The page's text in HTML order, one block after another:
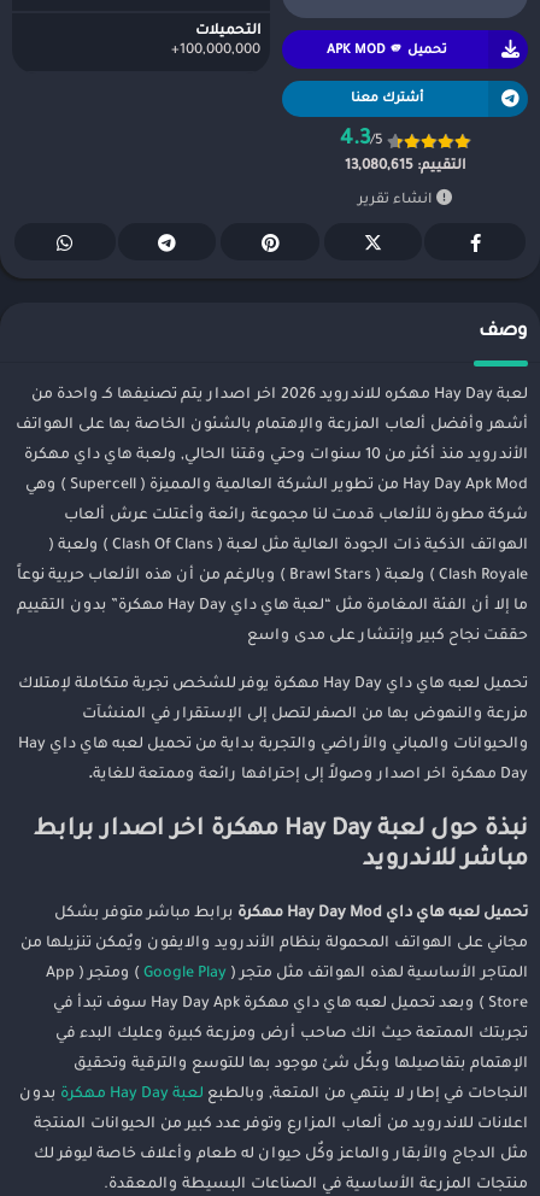
تحميل APK MOD 🫵
أشترك معنا
4.3/5
التقييم: 13,080,615
انشاء تقرير
التحميلات
100,000,000+
وصف
لعبة Hay Day مهكره للاندرويد 2026 اخر اصدار يتم تصنيفها كـ واحدة من
أشهر وأفضل ألعاب المزرعة والإهتمام بالشئون الخاصة بها على الهواتف
الأندرويد منذ أكثر من 10 سنوات وحتي وقتنا الحالي, ولعبة هاي داي مهكرة
Hay Day Apk Mod من تطوير الشركة العالمية والمميزة ( Supercell ) وهي
شركة مطورة للألعاب قدمت لنا مجموعة رائعة وأعتلت عرش ألعاب
الهواتف الذكية ذات الجودة العالية مثل لعبة ( Clash Of Clans ) ولعبة (
Clash Royale ) ولعبة ( Brawl Stars ) وبالرغم من أن هذه الألعاب حربية نوعاً
ما إلا أن الفئة المغامرة مثل “لعبة هاي داي Hay Day مهكرة” بدون التقييم
حققت نجاح كبير وإنتشار على مدى واسع
تحميل لعبه هاي داي Hay Day مهكرة يوفر للشخص تجربة متكاملة لإمتلاك
مزرعة والنهوض بها من الصفر لتصل إلى الإستقرار في المنشآت
والحيوانات والمباني والأراضي والتجربة بداية من تحميل لعبه هاي داي Hay
Day مهكرة اخر اصدار وصولاً إلى إحترافها رائعة وممتعة للغاية
.
نبذة حول لعبة Hay Day مهكرة اخر اصدار برابط
مباشر للاندرويد
تحميل لعبه هاي داي Hay Day Mod مهكرة
برابط مباشر متوفر بشكل
مجاني على الهواتف المحمولة بنظام الأندرويد والايفون ويٌمكن تنزيلها من
المتاجر الأساسية لهذه الهواتف مثل متجر ( Google Play
) ومتجر ( App
Store ) وبعد تحميل لعبه هاي داي مهكرة Hay Day Apk سوف تبدأ في
تجربتك الممتعة حيث انك صاحب أرض ومزرعة كبيرة وعليك البدء في
الإهتمام بتفاصيلها وبكٌل شئ موجود بها للتوسع والترقية وتحقيق
النجاحات في إطار لا ينتهي من المتعة, وبالطبع لعبة Hay Day مهكرة
بدون
اعلانات للاندرويد من ألعاب المزارع وتوفر عدد كبير من الحيوانات المنتجة
مثل الدجاج والأبقار والماعز وكٌل حيوان له طعام وأعلاف خاصة ليوفر لك
منتجات المزرعة الأساسية في الصناعات البسيطة والمعقدة.